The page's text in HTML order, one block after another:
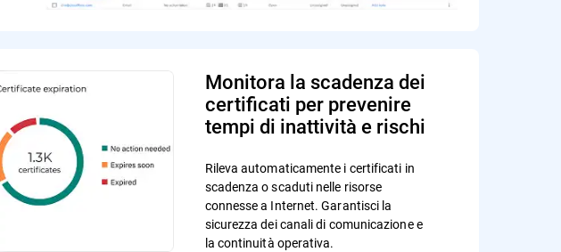
Monitora la scadenza dei
certificati per prevenire
tempi di inattività e rischi
Rileva automaticamente i certificati in
scadenza o scaduti nelle risorse
connesse a Internet. Garantisci la
sicurezza dei canali di comunicazione e
la continuità operativa.